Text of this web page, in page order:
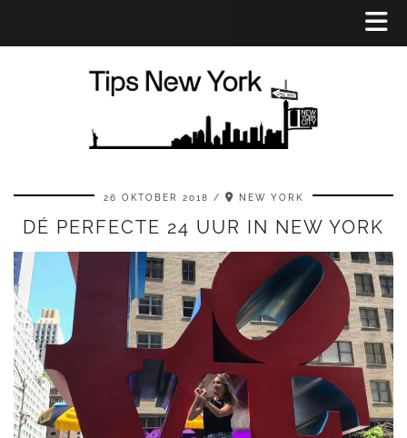
26 OKTOBER 2018 NEW YORK
DÉ PERFECTE 24 UUR IN NEW YORK